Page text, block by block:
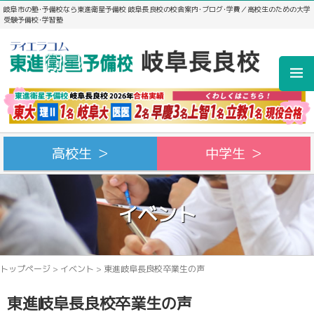
岐阜市の塾･予備校なら東進衛星予備校 岐阜長良校の校舎案内･ブログ･学費／高校生のための大学
受験予備校･学習塾
高校生 ＞ 中学生 ＞
イベント
トップページ > イベント > 東進岐阜長良校卒業生の声
東進岐阜長良校卒業生の声